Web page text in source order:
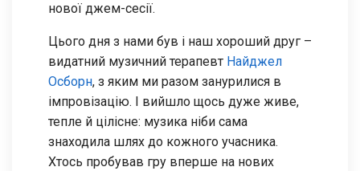
нової джем-сесії.
Цього дня з нами був і наш хороший друг –
видатний музичний терапевт Найджел
Осборн, з яким ми разом занурилися в
імпровізацію. І вийшло щось дуже живе,
тепле й цілісне: музика ніби сама
знаходила шлях до кожного учасника.
Хтось пробував гру вперше на нових